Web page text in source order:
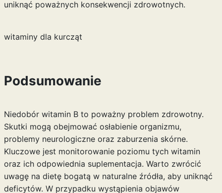
uniknąć poważnych konsekwencji zdrowotnych.
witaminy dla kurcząt
Podsumowanie
Niedobór witamin B to poważny problem zdrowotny.
Skutki mogą obejmować osłabienie organizmu,
problemy neurologiczne oraz zaburzenia skórne.
Kluczowe jest monitorowanie poziomu tych witamin
oraz ich odpowiednia suplementacja. Warto zwrócić
uwagę na dietę bogatą w naturalne źródła, aby uniknąć
deficytów. W przypadku wystąpienia objawów